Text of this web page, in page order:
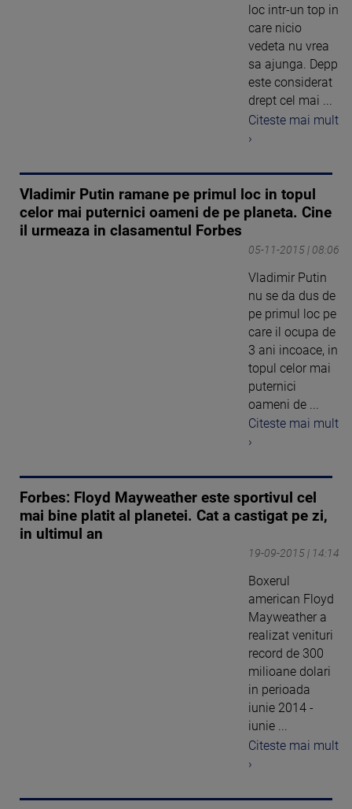
loc intr-un top in
care nicio
vedeta nu vrea
sa ajunga. Depp
este considerat
drept cel mai ...
Citeste mai mult
›
Vladimir Putin ramane pe primul loc in topul
celor mai puternici oameni de pe planeta. Cine
il urmeaza in clasamentul Forbes
05-11-2015 | 08:06
Vladimir Putin
nu se da dus de
pe primul loc pe
care il ocupa de
3 ani incoace, in
topul celor mai
puternici
oameni de ...
Citeste mai mult
›
Forbes: Floyd Mayweather este sportivul cel
mai bine platit al planetei. Cat a castigat pe zi,
in ultimul an
19-09-2015 | 14:14
Boxerul
american Floyd
Mayweather a
realizat venituri
record de 300
milioane dolari
in perioada
iunie 2014 -
iunie ...
Citeste mai mult
›